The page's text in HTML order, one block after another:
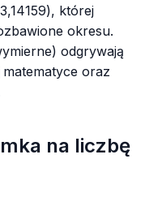
3,14159), której
okresu.
odgrywają
oraz
na liczbę